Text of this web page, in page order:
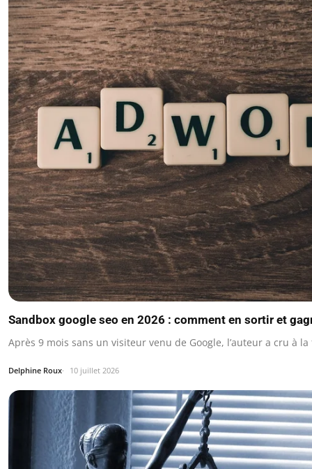
Sandbox google seo en 2026 : comment en sortir et
Après 9 mois sans un visiteur venu de Google, l’auteur a cru à
Delphine Roux 10 juillet 2026